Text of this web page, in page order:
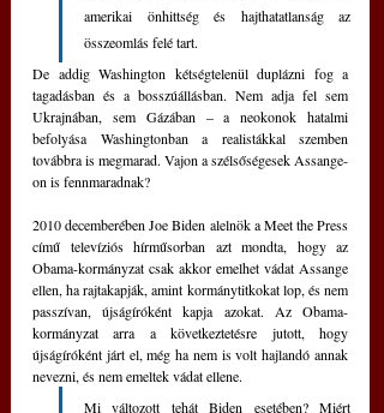
amerikai önhittség és hajthatatlanság az
összeomlás felé tart.
De addig Washington kétségtelenül duplázni fog a
tagadásban és a bosszúállásban. Nem adja fel sem
Ukrajnában, sem Gázában – a neokonok hatalmi
befolyása Washingtonban a realistákkal szemben
továbbra is megmarad. Vajon a szélsőségesek Assange-
on is fennmaradnak?
2010 decemberében Joe Biden alelnök a Meet the Press
című televíziós hírműsorban azt mondta, hogy az
Obama-kormányzat csak akkor emelhet vádat Assange
ellen, ha rajtakapják, amint kormánytitkokat lop, és nem
passzívan, újságíróként kapja azokat. Az Obama-
kormányzat arra a következtetésre jutott, hogy
újságíróként járt el, még ha nem is volt hajlandó annak
nevezni, és nem emeltek vádat ellene.
Mi változott tehát Biden esetében? Miért